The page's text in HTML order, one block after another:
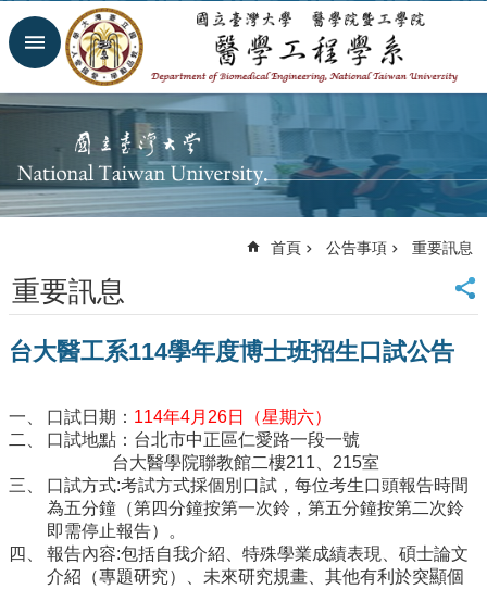
跳到主要內容區塊
進
搜
首
頁
導
覽
大
臺
大
院
醫
學
院
首頁 公告事項 重要訊息
重要訊息
台大醫工系114學年度博士班招生口試公告
口試日期： 114年4月26日（星期六）
口試地點：台北市中正區仁愛路一段一號
台大醫學院聯教館二樓211、215室
口試方式:考試方式採個別口試，每位考生口頭報告時間
為五分鐘（第四分鐘按第一次鈴，第五分鐘按第二次鈴
即需停止報告）。
報告內容:包括自我介紹、特殊學業成績表現、碩士論文
介紹（專題研究）、未來研究規畫、其他有利於突顯個